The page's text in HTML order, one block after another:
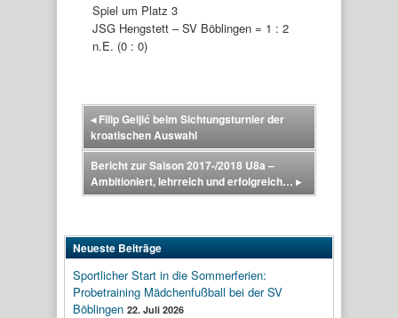
Spiel um Platz 3
JSG Hengstett – SV Böblingen = 1 : 2
n.E. (0 : 0)
◂Filip Geljić beim Sichtungsturnier der
kroatischen Auswahl
Bericht zur Saison 2017-/2018 U8a –
Ambitioniert, lehrreich und erfolgreich… ▸
Neueste Beiträge
Sportlicher Start in die Sommerferien:
Probetraining Mädchenfußball bei der SV
Böblingen 22. Juli 2026